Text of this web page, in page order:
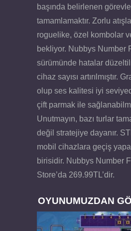
başında belirlenen
tamamlamaktır. Zorlu
roguelike, özel kombolar
bekliyor. Nubbys Number
sürümünde hatalar
cihaz sayısı artırılmıştır.
olup ses kalitesi iyi
çift parmak ile
Unutmayın, bazı turlar
değil stratejiye dayanır.
mobil cihazlara geçiş
birisidir. Nubbys Number
Store’da 269.99TL’dir.
OYUNUMUZDAN